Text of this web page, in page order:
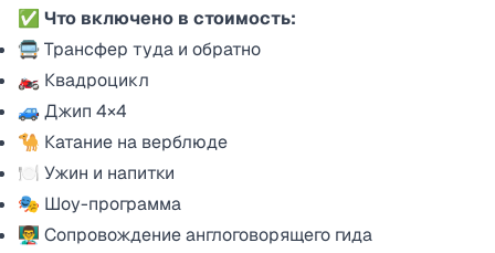
✅ Что включено в стоимость:
🚍 Трансфер туда и обратно
🏍️ Квадроцикл
🚙 Джип 4×4
🐪 Катание на верблюде
🍽 Ужин и напитки
🎭 Шоу-программа
👨‍🏫 Сопровождение англоговорящего гида